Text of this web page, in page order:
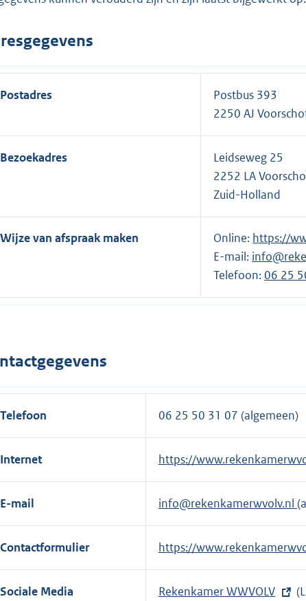
Postadres
Postbus 393
2250 AJ
Bezoekadres
Leidseweg 25
2252 LA
Zuid-Holland
Wijze van afspraak maken Online: E
x
t
e
i
k
:
https://
E-mail:
Telefoon:E
x
e
i
n
k
:
06 25
Telefoon 06 25 50 31 07 (algemeen)
Internet
E
x
t
n
e
l
https://
E-mail info@rekenkamerwvolv.nl
Contactformulier
E
x
t
https://
Sociale Media
E
Rekenkamer WWVOLV